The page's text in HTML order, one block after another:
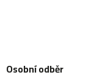
Osobní odběr